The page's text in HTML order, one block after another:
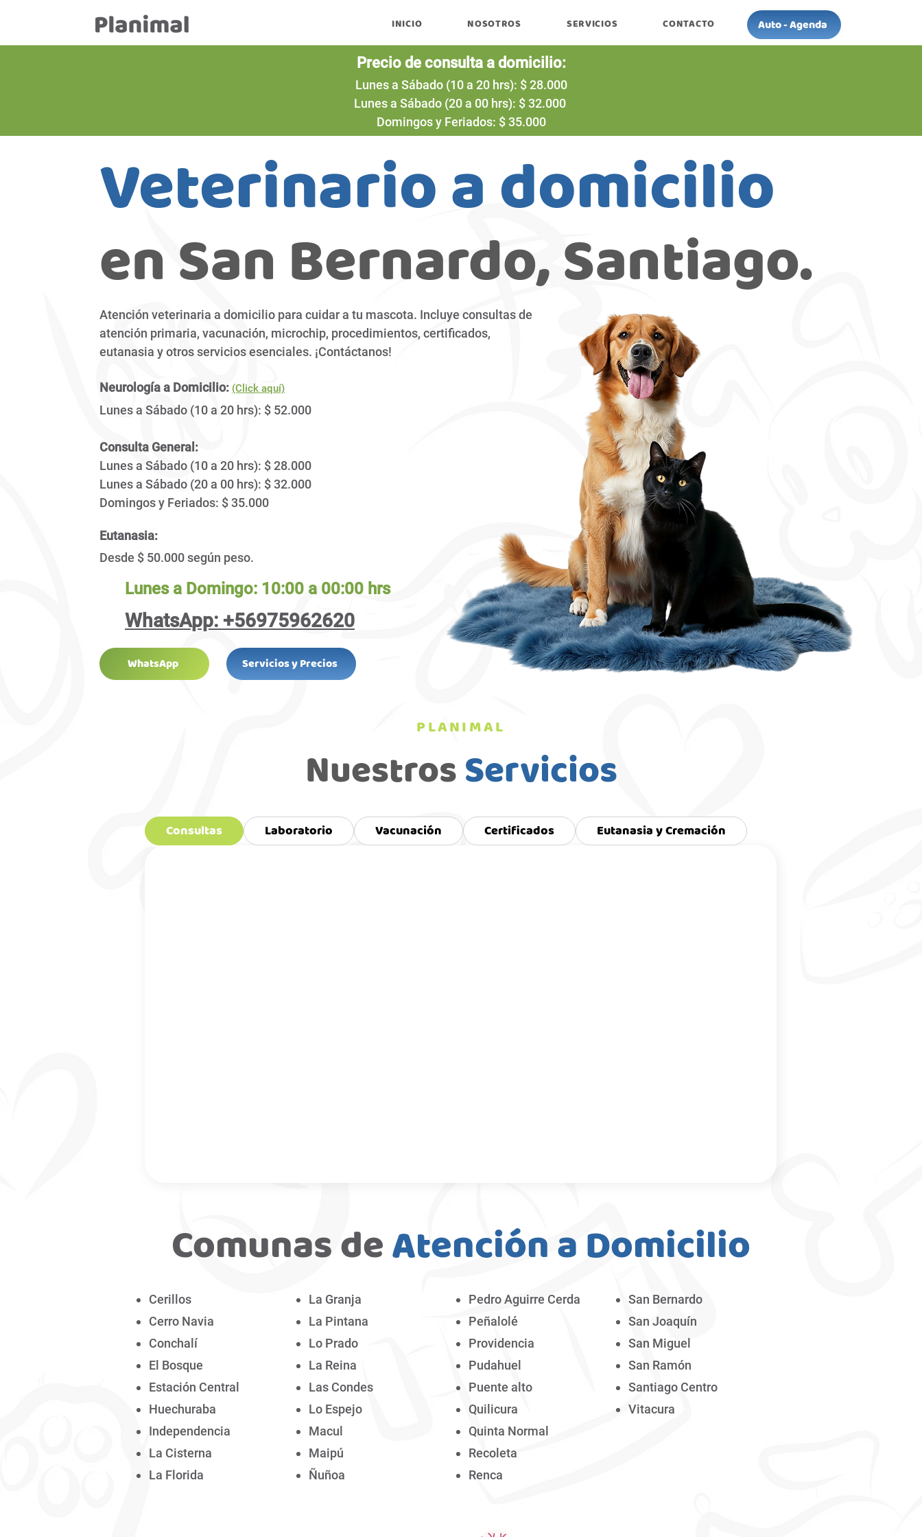
INICIO NOSOTROS SERVICIOS CONTACTO Auto - Agenda
Precio de consulta a domicilio:
Lunes a Sábado (10 a 20 hrs): $ 28.000
Lunes a Sábado (20 a 00 hrs): $ 32.000
Domingos y Feriados: $ 35.000
Veterinario a domicilio
en San Bernardo, Santiago.
Atención veterinaria a domicilio para cuidar a tu mascota. Incluye consultas de
atención primaria, vacunación, microchip, procedimientos, certificados,
eutanasia y otros servicios esenciales. ¡Contáctanos!
WhatsApp Servicios y Precios
Neurología a Domicilio: (Click aquí)
Lunes a Sábado (10 a 20 hrs): $ 52.000
Consulta General:
Lunes a Sábado (10 a 20 hrs): $ 28.000
Lunes a Sábado (20 a 00 hrs): $ 32.000
Domingos y Feriados: $ 35.000
Eutanasia:
Desde $ 50.000 según peso.​​
Lunes a Domingo: 10:00 a 00:00 hrs
WhatsApp: +56975962620
PLANIMAL
NuestrosServicios
Consultas Laboratorio Vacunación Certificados Eutanasia y Cremación
Comunas deAtención a Domicilio
Cerillos
Cerro Navia
Conchalí
El Bosque
Estación Central
Huechuraba
Independencia
La Cisterna
La Florida
La Granja
La Pintana
Lo Prado
La Reina
Las Condes
Lo Espejo
Macul
Maipú
Ñuñoa
Pedro Aguirre Cerda
Peñalolé
Providencia
Pudahuel
Puente alto
Quilicura
Quinta Normal
Recoleta
Renca
San Bernardo
San Joaquín
San Miguel
San Ramón
Santiago Centro
Vitacura